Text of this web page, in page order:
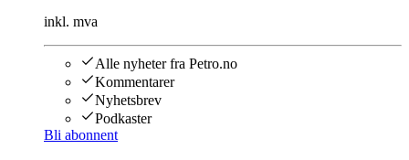
inkl. mva
Alle nyheter fra Petro.no
Kommentarer
Nyhetsbrev
Podkaster
Bli abonnent